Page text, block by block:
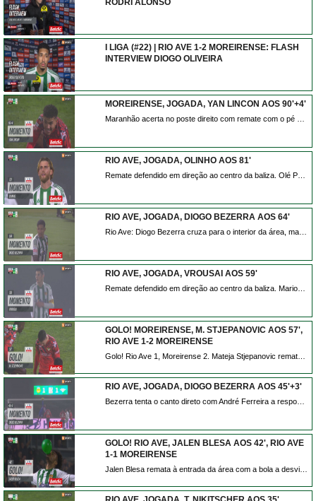
RODRI ALONSO
I LIGA (#22) | RIO AVE 1-2 MOREIRENSE: FLASH
INTERVIEW DIOGO OLIVEIRA
MOREIRENSE, JOGADA, YAN LINCON AOS 90'+4'
RIO AVE, JOGADA, OLINHO AOS 81'
RIO AVE, JOGADA, DIOGO BEZERRA AOS 64'
RIO AVE, JOGADA, VROUSAI AOS 59'
GOLO! MOREIRENSE, M. STJEPANOVIC AOS 57',
RIO AVE 1-2 MOREIRENSE
RIO AVE, JOGADA, DIOGO BEZERRA AOS 45'+3'
GOLO! RIO AVE, JALEN BLESA AOS 42', RIO AVE
1-1 MOREIRENSE